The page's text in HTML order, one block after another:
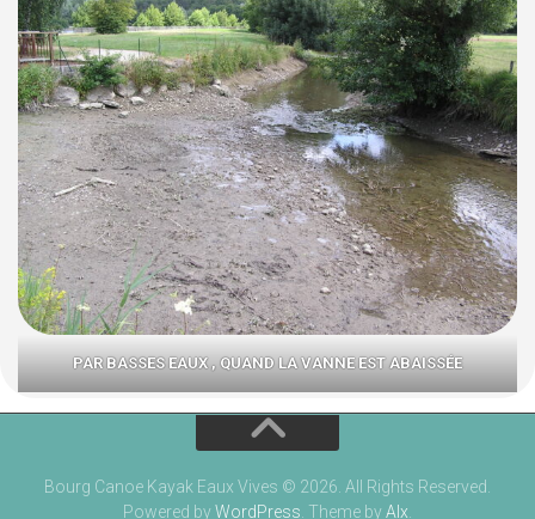
PAR BASSES EAUX , QUAND LA VANNE EST ABAISSÉE
Bourg Canoe Kayak Eaux Vives © 2026. All Rights Reserved.
Powered byWordPress. Theme byAlx.